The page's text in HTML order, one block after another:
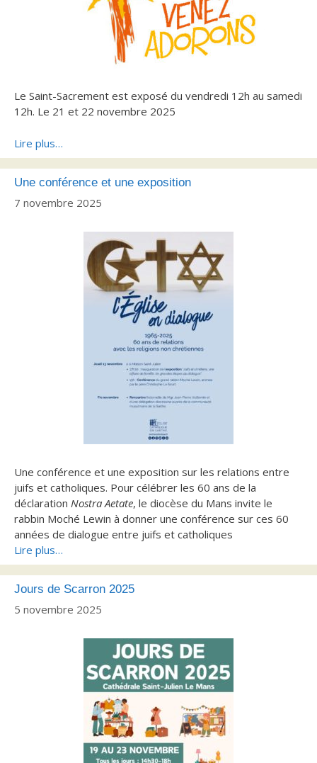
Le Saint-Sacrement est exposé du vendredi 12h au samedi
12h. Le 21 et 22 novembre 2025
Lire plus…
Une conférence et une exposition
7 novembre 2025
Une conférence et une exposition sur les relations entre
juifs et catholiques. Pour célébrer les 60 ans de la
déclaration Nostra Aetate, le diocèse du Mans invite le
rabbin Moché Lewin à donner une conférence sur ces 60
années de dialogue entre juifs et catholiques
Lire plus…
Jours de Scarron 2025
5 novembre 2025